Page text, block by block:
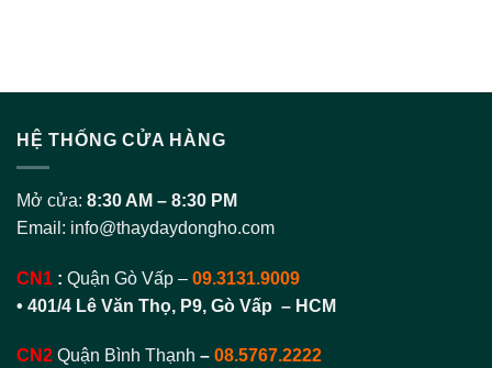
HỆ THỐNG CỬA HÀNG
Mở cửa: 8:30 AM – 8:30 PM
Email: info@thaydaydongho.com
CN1 : Quận Gò Vấp – 09.3131.9009
• 401/4 Lê Văn Thọ, P9, Gò Vấp – HCM
CN2 Quận Bình Thạnh – 08.5767.2222